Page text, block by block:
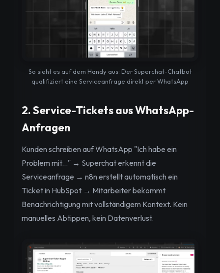
So sieht es auf dem Handy aus: Der Superchat-Chatbot
qualifiziert eine Serviceanfrage direkt per WhatsApp
2. Service-Tickets aus WhatsApp-
Anfragen
Kunden schreiben auf WhatsApp "Ich habe ein
Problem mit..." → Superchat erkennt die
Serviceanfrage → n8n erstellt automatisch ein
Ticket in HubSpot → Mitarbeiter bekommt
Benachrichtigung mit vollständigem Kontext. Kein
manuelles Abtippen, kein Datenverlust.